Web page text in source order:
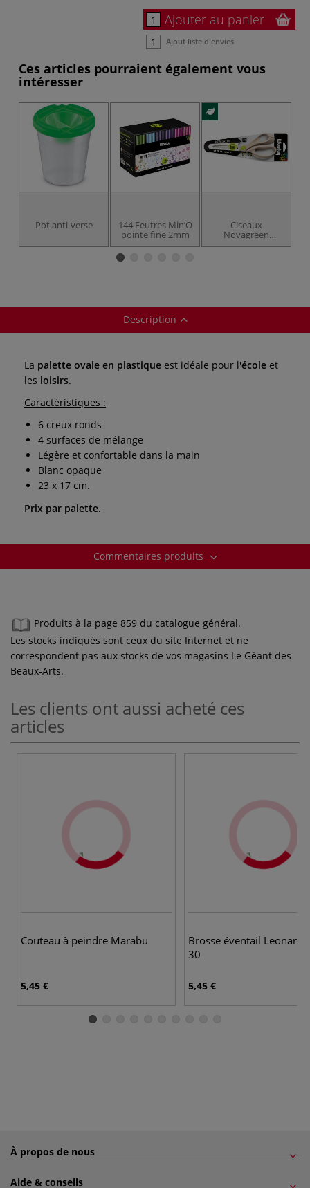
Ajouter au panier
Ajout liste d'envies
Ces articles pourraient également vous
intéresser
Pot anti-verse 144 Feutres Min’O
pointe fine 2mm
Ciseaux
Novagreen
Wonday 21 cm
Description
La palette ovale en plastique est idéale pour l'école et
les loisirs.
Caractéristiques :
6 creux ronds
4 surfaces de mélange
Légère et confortable dans la main
Blanc opaque
23 x 17 cm.
Prix par palette.
Commentaires produits
Produits à la page 859 du catalogue général.
Les stocks indiqués sont ceux du site Internet et ne
correspondent pas aux stocks de vos magasins Le Géant des
Beaux-Arts.
Les clients ont aussi acheté ces
articles
Couteau à peindre Marabu
5,45 €
Brosse éventail Leonard,
30
5,45 €
À propos de nous
Aide & conseils